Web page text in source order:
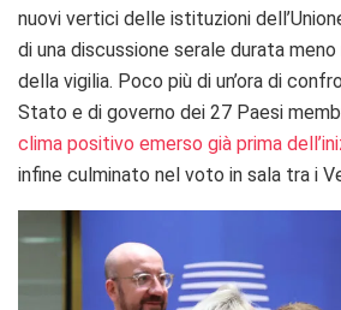
nuovi vertici delle istituzioni
di una discussione serale durata
della vigilia. Poco più di un’ora di
Stato e di governo dei 27 Paesi
clima positivo emerso già prima
infine culminato nel voto in sala tra i